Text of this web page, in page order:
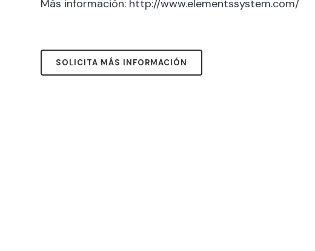
Más información: http://www.elementssystem.com/
SOLICITA MÁS INFORMACIÓN